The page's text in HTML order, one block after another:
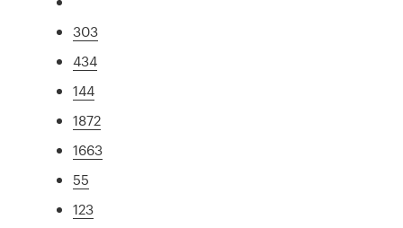
303
434
144
1872
1663
55
123